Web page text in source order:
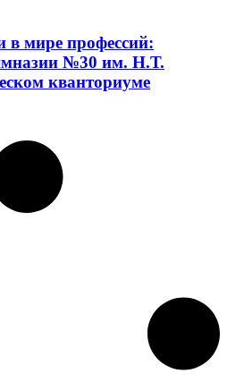
в мире профессий:
№30 им. Н.Т.
кванториуме